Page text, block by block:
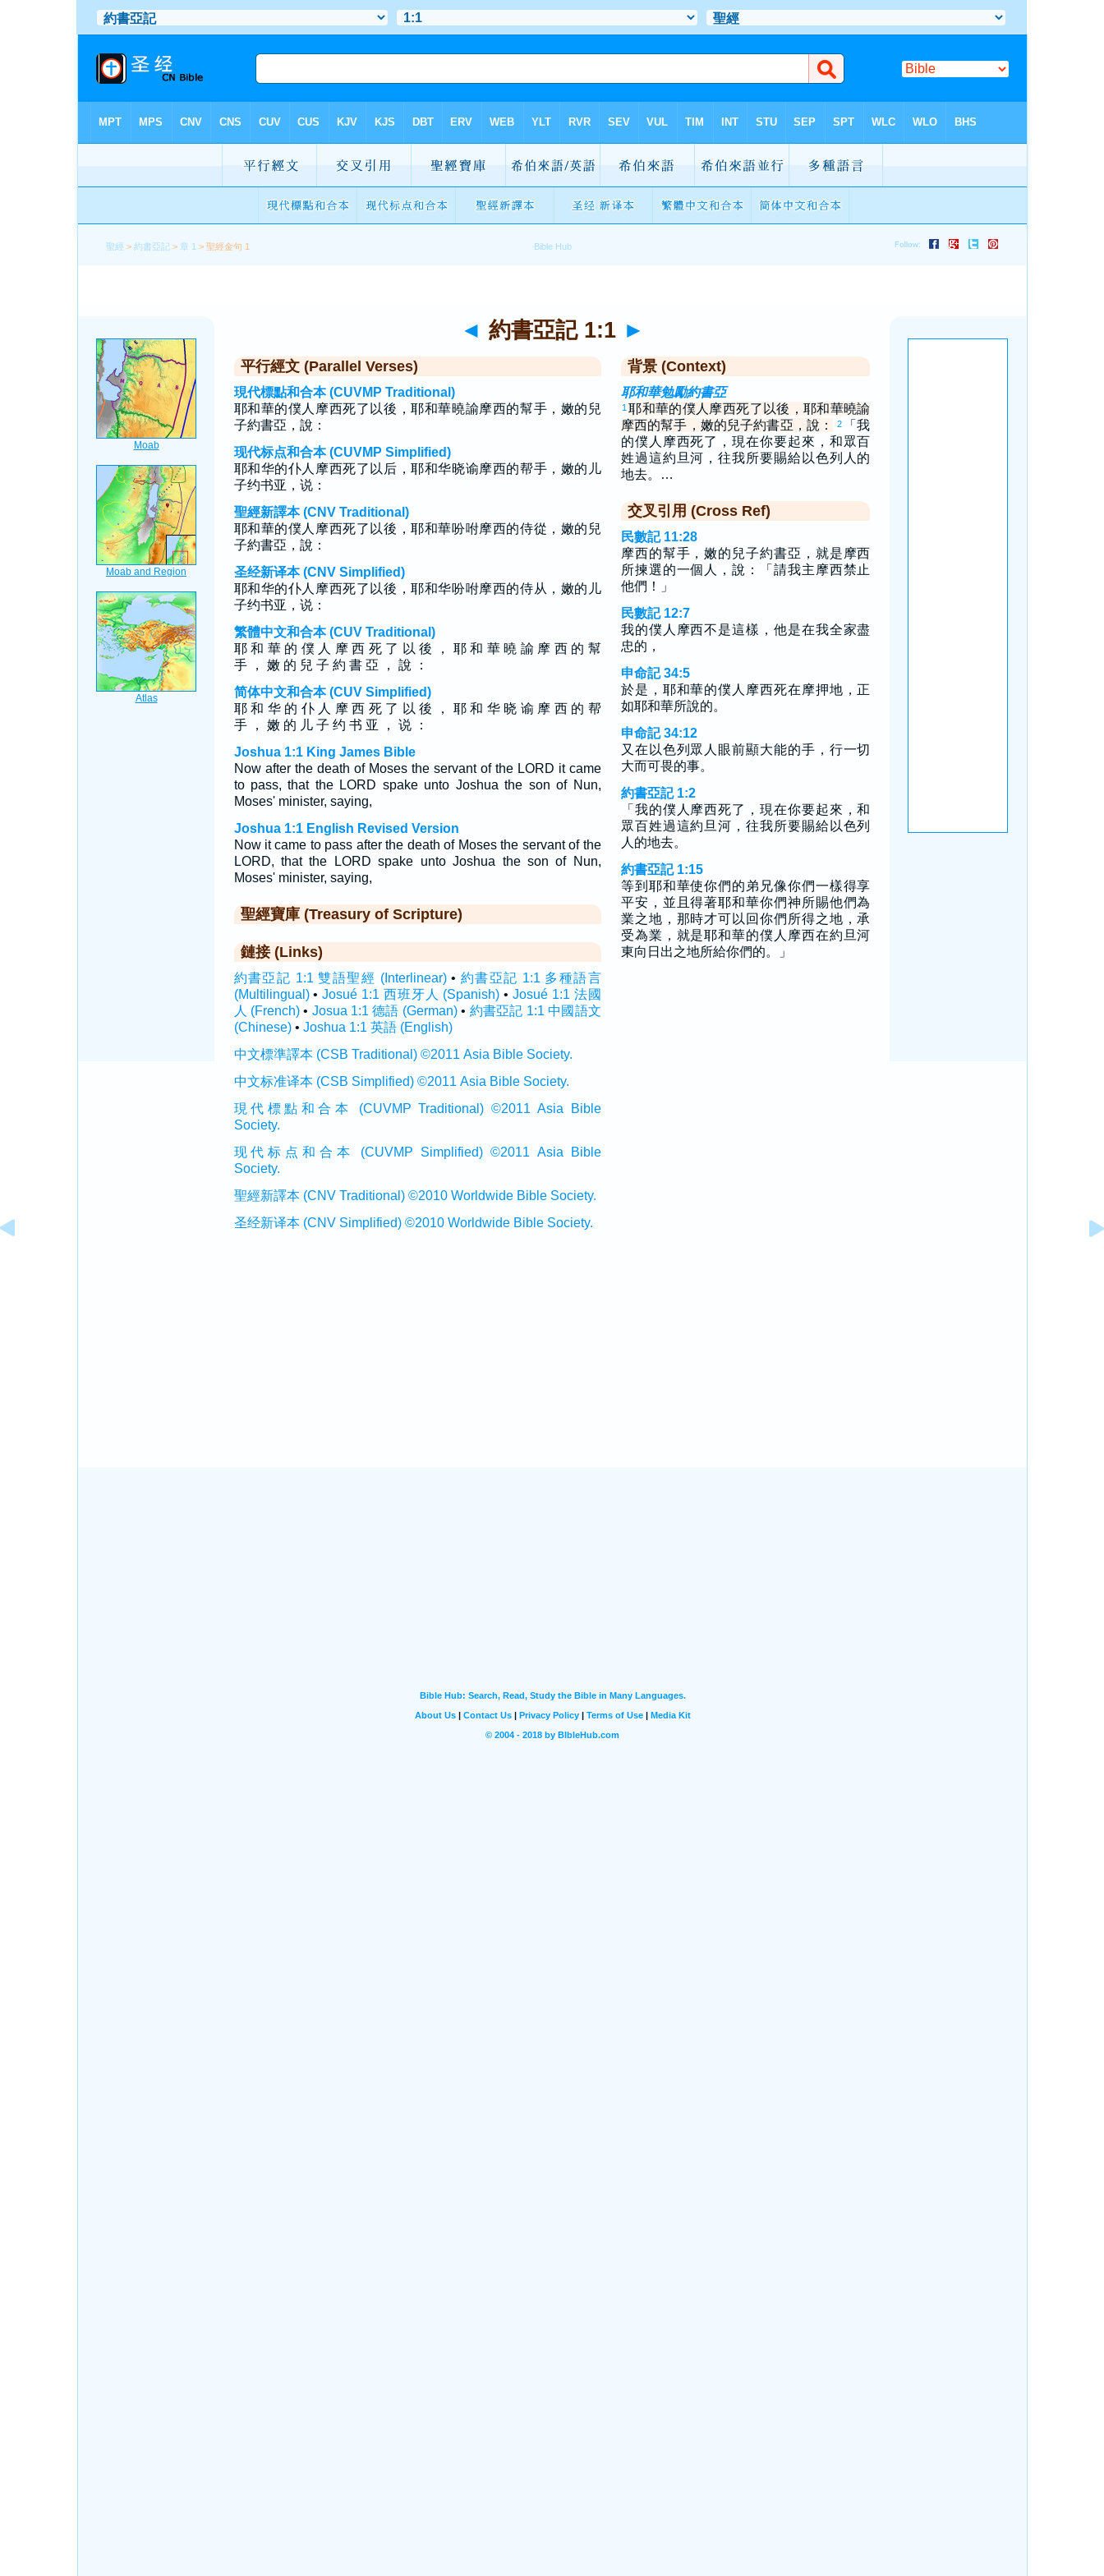
聖經 >約書亞記 > 章 1 > 聖經金句 1
◄ 約書亞記 1:1 ►
平行經文 (Parallel Verses)
現代標點和合本 (CUVMP Traditional)
耶和華的僕人摩西死了以後，耶和華曉諭摩西的幫手，嫩的兒
子約書亞，說：
现代标点和合本 (CUVMP Simplified)
耶和华的仆人摩西死了以后，耶和华晓谕摩西的帮手，嫩的儿
子约书亚，说：
聖經新譯本 (CNV Traditional)
耶和華的僕人摩西死了以後，耶和華吩咐摩西的侍從，嫩的兒
子約書亞，說：
圣经新译本 (CNV Simplified)
耶和华的仆人摩西死了以後，耶和华吩咐摩西的侍从，嫩的儿
子约书亚，说：
繁體中文和合本 (CUV Traditional)
耶 和 華 的 僕 人 摩 西 死 了 以 後 ， 耶 和 華 曉 諭 摩 西 的 幫
手 ， 嫩 的 兒 子 約 書 亞 ， 說 ：
简体中文和合本 (CUV Simplified)
耶 和 华 的 仆 人 摩 西 死 了 以 後 ， 耶 和 华 晓 谕 摩 西 的 帮
手 ， 嫩 的 儿 子 约 书 亚 ， 说 ：
Joshua 1:1 King James Bible
Now after the death of Moses the servant of the LORD it came
to pass, that the LORD spake unto Joshua the son of Nun,
Moses' minister, saying,
Joshua 1:1 English Revised Version
Now it came to pass after the death of Moses the servant of the
LORD, that the LORD spake unto Joshua the son of Nun,
Moses' minister, saying,
聖經寶庫 (Treasury of Scripture)
鏈接 (Links)
約書亞記 1:1 雙語聖經 (Interlinear)• 約書亞記 1:1 多種語言
(Multilingual)•Josué 1:1 西班牙人 (Spanish) •Josué 1:1 法國
人 (French) • Josua 1:1 德語 (German)• 約書亞記 1:1 中國語文
(Chinese)• Joshua 1:1 英語 (English)
中文標準譯本 (CSB Traditional) ©2011 Asia Bible Society.
中文标准译本 (CSB Simplified) ©2011 Asia Bible Society.
現代標點和合本 (CUVMP Traditional) ©2011 Asia Bible
Society.
现代标点和合本 (CUVMP Simplified) ©2011 Asia Bible
Society.
聖經新譯本 (CNV Traditional) ©2010 Worldwide Bible Society.
圣经新译本 (CNV Simplified) ©2010 Worldwide Bible Society.
背景 (Context)
耶和華勉勵約書亞
1 耶和華的僕人摩西死了以後，耶和華曉諭
摩西的幫手，嫩的兒子約書亞，說：
2
「我
的僕人摩西死了，現在你要起來，和眾百
姓過這約旦河，往我所要賜給以色列人的
地去。…
交叉引用 (Cross Ref)
民數記 11:28
摩西的幫手，嫩的兒子約書亞，就是摩西
所揀選的一個人，說：「請我主摩西禁止
他們！」
民數記 12:7
我的僕人摩西不是這樣，他是在我全家盡
忠的，
申命記 34:5
於是，耶和華的僕人摩西死在摩押地，正
如耶和華所說的。
申命記 34:12
又在以色列眾人眼前顯大能的手，行一切
大而可畏的事。
約書亞記 1:2
「我的僕人摩西死了，現在你要起來，和
眾百姓過這約旦河，往我所要賜給以色列
人的地去。
約書亞記 1:15
等到耶和華使你們的弟兄像你們一樣得享
平安，並且得著耶和華你們神所賜他們為
業之地，那時才可以回你們所得之地，承
受為業，就是耶和華的僕人摩西在約旦河
東向日出之地所給你們的。」